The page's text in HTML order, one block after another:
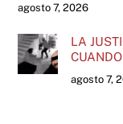
agosto 7, 2026
LA
agosto 7,